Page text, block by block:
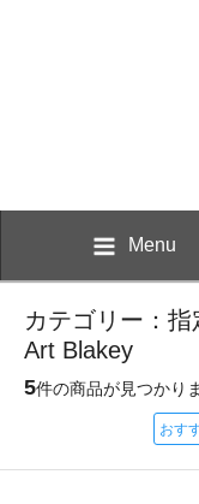
Menu
カテゴリー：指
Art Blakey
5件の商品が見つかり
おす